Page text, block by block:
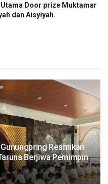
Door prize Muktamar
dan Aisyiyah.
Resmikan
Berjiwa Pemimpin